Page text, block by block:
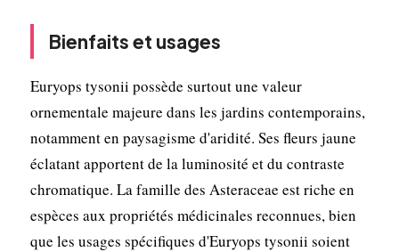
Bienfaits et usages
Euryops tysonii possède surtout une valeur
ornementale majeure dans les jardins contemporains,
notamment en paysagisme d'aridité. Ses fleurs jaune
éclatant apportent de la luminosité et du contraste
chromatique. La famille des Asteraceae est riche en
espèces aux propriétés médicinales reconnues, bien
que les usages spécifiques d'Euryops tysonii soient